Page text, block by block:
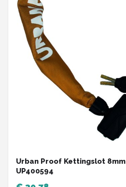
Urban Proof Kettingslot
UP400594